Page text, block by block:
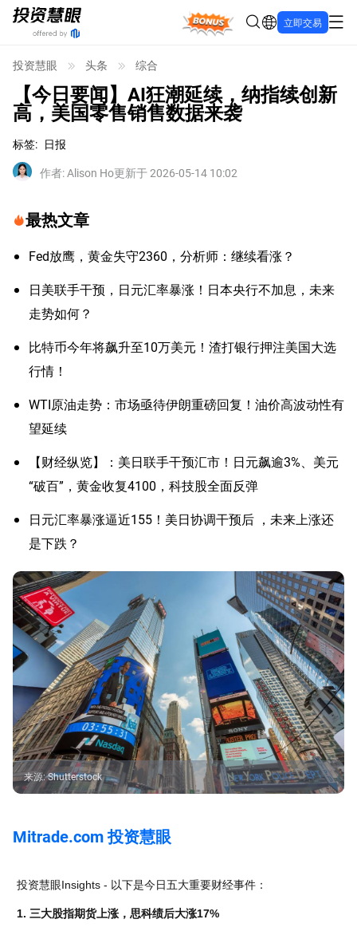
Bonus 立即交易
投资慧眼 头条 综合
【今日要闻】AI狂潮延续，纳指续创新
高，美国零售销售数据来袭
标签: 日报
作者:Alison Ho更新于 2026-05-14 10:02
最热文章
Fed放鹰，黄金失守2360，分析师：继续看涨？
日美联手干预，日元汇率暴涨！日本央行不加息，未来
走势如何？
比特币今年将飙升至10万美元！渣打银行押注美国大选
行情！
WTI原油走势：市场亟待伊朗重磅回复！油价高波动性有
望延续
【财经纵览】：美日联手干预汇市！日元飙逾3%、美元
“破百”，黄金收复4100，科技股全面反弹
日元汇率暴涨逼近155！美日协调干预后 ，未来上涨还
是下跌？
来源:Shutterstock
Mitrade.com 投资慧眼
投资慧眼Insights - 以下是今日五大重要财经事件：
1. 三大股指期货上涨，思科绩后大涨17%